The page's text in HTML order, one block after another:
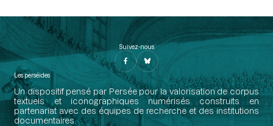
Suivez-nous
Les perséides
Un dispositif pensé par Persée pour la valorisation de corpus
textuels et iconographiques numérisés construits en
partenariat avec des équipes de recherche et des institutions
documentaires.